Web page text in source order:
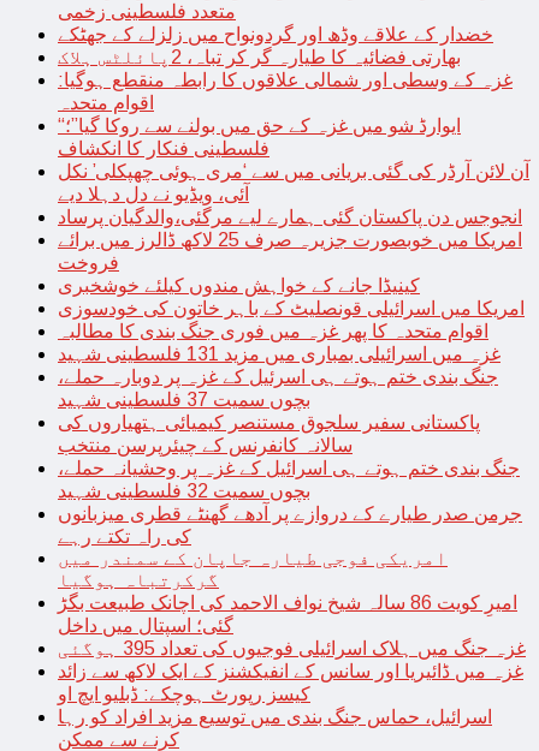
متعدد فلسطینی زخمی
خضدار کے علاقے وڈھ اور گردونواح میں زلزلے کے جھٹکے
بھارتی فضائیہ کا طیارہ گر کر تباہ، 2پائلٹس ہلاک
غزہ کے وسطی اور شمالی علاقوں کا رابطہ منقطع ہوگیا:
اقوام متحدہ
“ایوارڈ شو میں غزہ کے حق میں بولنے سے روکا گیا”؛
فلسطینی فنکار کا انکشاف
آن لائن آرڈر کی گئی بریانی میں سے ‘مری ہوئی چھپکلی’ نکل
آئی، ویڈیو نے دل دہلا دیے
انجوجس دن پاکستان گئی ہمارے لیے مرگئی،والدگیان پرساد
امریکا میں خوبصورت جزیرہ صرف 25 لاکھ ڈالرز میں برائے
فروخت
کینیڈا جانے کے خواہش مندوں کیلئے خوشخبری
امریکا میں اسرائیلی قونصلیٹ کے باہر خاتون کی خودسوزی
اقوام متحدہ کا پھر غزہ میں فوری جنگ بندی کا مطالبہ
غزہ میں اسرائیلی بمباری میں مزید 131 فلسطینی شہید
جنگ بندی ختم ہوتے ہی اسرئیل کے غزہ پر دوبارہ حملے،
بچوں سمیت 37 فلسطینی شہید
پاکستانی سفیر سلجوق مستنصر کیمیائی ہتھیاروں کی
سالانہ کانفرنس کے چیئرپرسن منتخب
جنگ بندی ختم ہوتے ہی اسرائیل کے غزہ پر وحشیانہ حملے،
بچوں سمیت 32 فلسطینی شہید
جرمن صدر طیارے کے دروازے پر آدھے گھنٹے قطری میزبانوں
کی راہ تکتے رہے
امریکی فوجی طیارہ جاپان کے سمندر میں
گرکرتباہ ہوگیا
امیرِ کویت 86 سالہ شیخ نواف الاحمد کی اچانک طبیعت بگڑ
گئی؛ اسپتال میں داخل
غزہ جنگ میں ہلاک اسرائیلی فوجیوں کی تعداد 395 ہوگئی
غزہ میں ڈائیریا اور سانس کے انفیکشنز کے ایک لاکھ سے زائد
کیسز رپورٹ ہوچکے: ڈبلیو ایچ او
اسرائیل، حماس جنگ بندی میں توسیع مزید افراد کو رہا
کرنے سے ممکن